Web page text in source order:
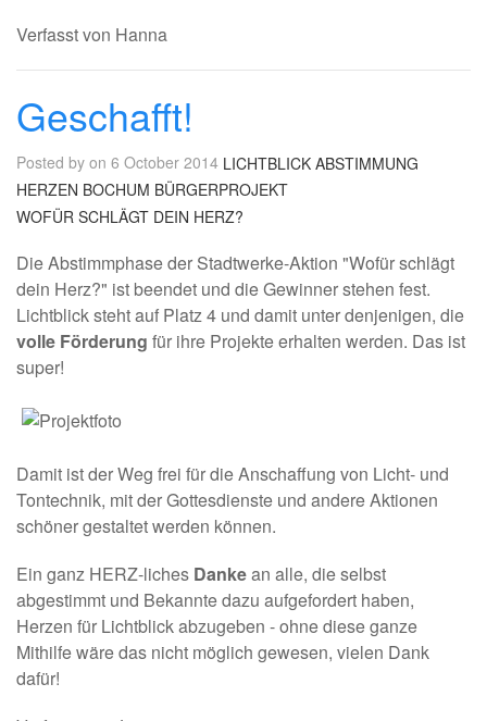
Verfasst von Hanna
Geschafft!
Posted by on 6 October 2014 LICHTBLICK ABSTIMMUNG
HERZEN BOCHUM BÜRGERPROJEKT
WOFÜR SCHLÄGT DEIN HERZ?
Die Abstimmphase der Stadtwerke-Aktion "Wofür schlägt
dein Herz?" ist beendet und die Gewinner stehen fest.
Lichtblick steht auf Platz 4 und damit unter denjenigen, die
volle Förderung für ihre Projekte erhalten werden. Das ist
super!
Damit ist der Weg frei für die Anschaffung von Licht- und
Tontechnik, mit der Gottesdienste und andere Aktionen
schöner gestaltet werden können.
Ein ganz HERZ-liches Dankean alle, die selbst
abgestimmt und Bekannte dazu aufgefordert haben,
Herzen für Lichtblick abzugeben - ohne diese ganze
Mithilfe wäre das nicht möglich gewesen, vielen Dank
dafür!